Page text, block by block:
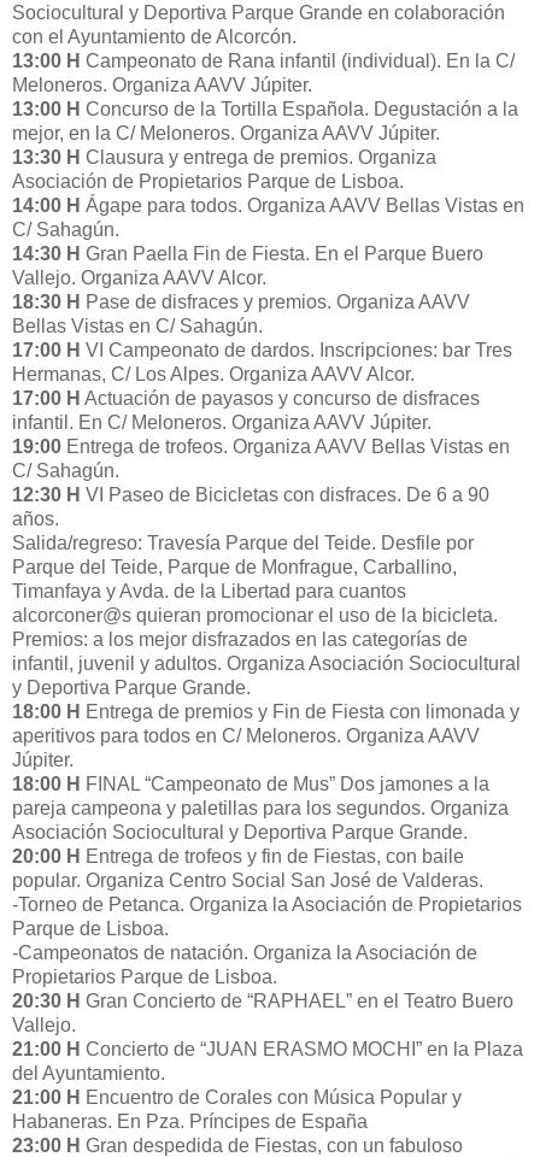
Sociocultural y Deportiva Parque Grande en colaboración
con el Ayuntamiento de Alcorcón.
13:00 H Campeonato de Rana infantil (individual). En la C/
Meloneros. Organiza AAVV Júpiter.
13:00 H Concurso de la Tortilla Española. Degustación a la
mejor, en la C/ Meloneros. Organiza AAVV Júpiter.
13:30 H Clausura y entrega de premios. Organiza
Asociación de Propietarios Parque de Lisboa.
14:00 H Ágape para todos. Organiza AAVV Bellas Vistas en
C/ Sahagún.
14:30 H Gran Paella Fin de Fiesta. En el Parque Buero
Vallejo. Organiza AAVV Alcor.
18:30 H Pase de disfraces y premios. Organiza AAVV
Bellas Vistas en C/ Sahagún.
17:00 H VI Campeonato de dardos. Inscripciones: bar Tres
Hermanas, C/ Los Alpes. Organiza AAVV Alcor.
17:00 H Actuación de payasos y concurso de disfraces
infantil. En C/ Meloneros. Organiza AAVV Júpiter.
19:00 Entrega de trofeos. Organiza AAVV Bellas Vistas en
C/ Sahagún.
12:30 H VI Paseo de Bicicletas con disfraces. De 6 a 90
años.
Salida/regreso: Travesía Parque del Teide. Desfile por
Parque del Teide, Parque de Monfrague, Carballino,
Timanfaya y Avda. de la Libertad para cuantos
alcorconer@s quieran promocionar el uso de la bicicleta.
Premios: a los mejor disfrazados en las categorías de
infantil, juvenil y adultos. Organiza Asociación Sociocultural
y Deportiva Parque Grande.
18:00 H Entrega de premios y Fin de Fiesta con limonada y
aperitivos para todos en C/ Meloneros. Organiza AAVV
Júpiter.
18:00 H FINAL “Campeonato de Mus” Dos jamones a la
pareja campeona y paletillas para los segundos. Organiza
Asociación Sociocultural y Deportiva Parque Grande.
20:00 H Entrega de trofeos y fin de Fiestas, con baile
popular. Organiza Centro Social San José de Valderas.
-Torneo de Petanca. Organiza la Asociación de Propietarios
Parque de Lisboa.
-Campeonatos de natación. Organiza la Asociación de
Propietarios Parque de Lisboa.
20:30 H Gran Concierto de “RAPHAEL” en el Teatro Buero
Vallejo.
21:00 H Concierto de “JUAN ERASMO MOCHI” en la Plaza
del Ayuntamiento.
21:00 H Encuentro de Corales con Música Popular y
Habaneras. En Pza. Príncipes de España
23:00 H Gran despedida de Fiestas, con un fabuloso